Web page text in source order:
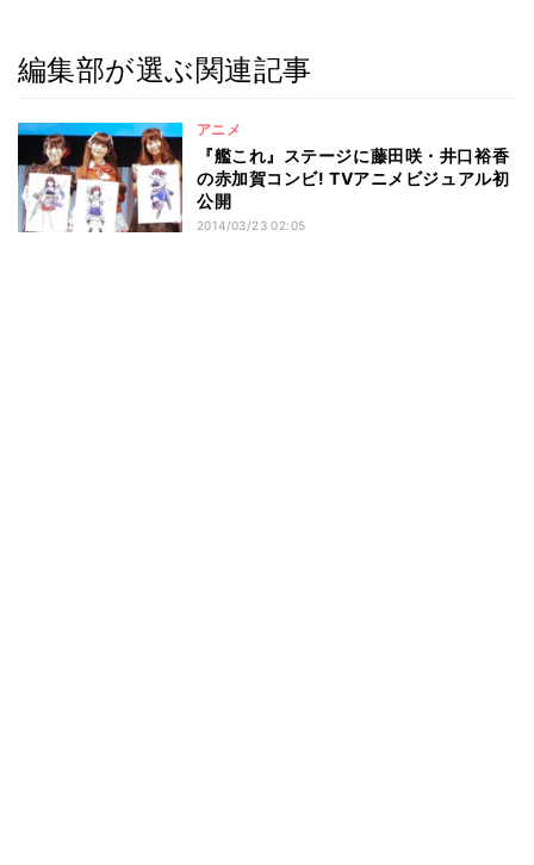
編集部が選ぶ関連記事
アニメ
『艦これ』ステージに藤田咲・井口裕香
の赤加賀コンビ! TVアニメビジュアル初
公開
2014/03/23 02:05